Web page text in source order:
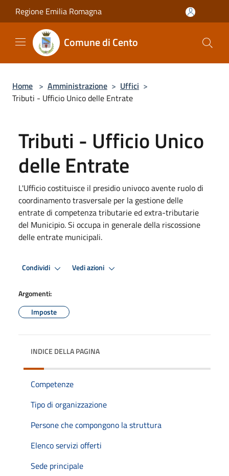
Salta al contenuto principale
Regione Emilia Romagna
Comune di Cento
Home > Amministrazione > Uffici >
Tributi - Ufficio Unico delle Entrate
Tributi - Ufficio Unico
delle Entrate
L'Ufficio costituisce il presidio univoco avente ruolo di
coordinamento trasversale per la gestione delle
entrate di competenza tributarie ed extra-tributarie
del Municipio. Si occupa in generale della riscossione
delle entrate municipali.
Condividi Vedi azioni
Argomenti:
Imposte
INDICE DELLA PAGINA
Competenze
Tipo di organizzazione
Persone che compongono la struttura
Elenco servizi offerti
Sede principale